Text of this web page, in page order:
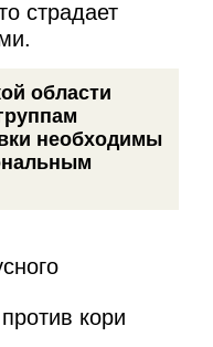
страдает
области
необходимы
кори